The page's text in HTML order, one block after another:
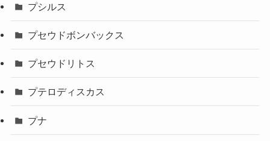
プシルス
プセウドボンバックス
プセウドリトス
プテロディスカス
プナ